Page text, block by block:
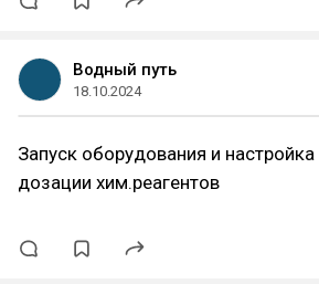
Водный путь
18.10.2024
Запуск оборудования и настройка
дозации хим.реагентов